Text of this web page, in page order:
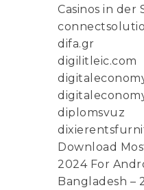
Casinos in der
difa.gr
digilitleic.com
diplomsvuz
Download
2024 For
Bangladesh –